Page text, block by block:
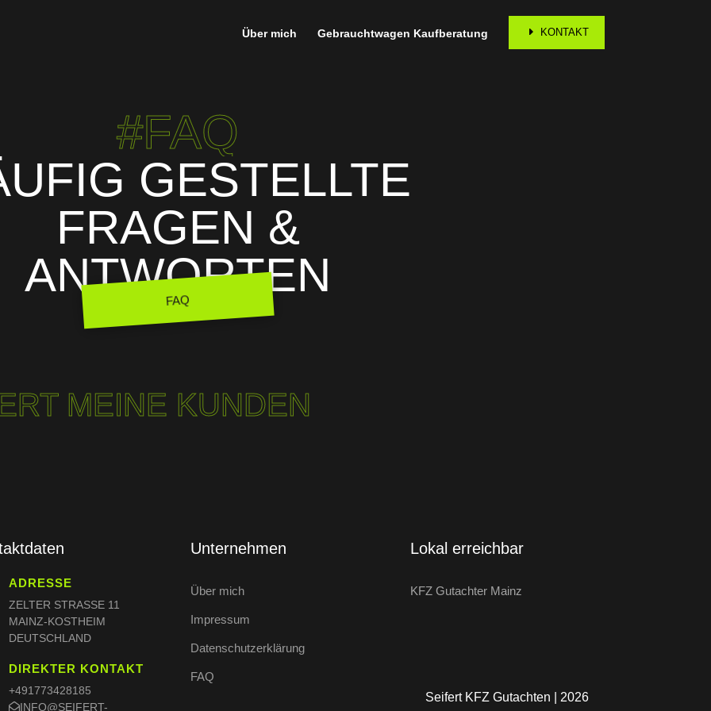
Über mich Gebrauchtwagen Kaufberatung KONTAKT
#FAQ
GESTELLTE
FRAGEN &
ANTWORTEN
FAQ
MEINE KUNDEN
ADRESSE
ZELTER STRASSE 11
MAINZ-KOSTHEIM
DEUTSCHLAND
DIREKTER KONTAKT
+491773428185
INFO@SEIFERT-
Unternehmen
Über mich
Impressum
Datenschutzerklärung
FAQ
Lokal erreichbar
KFZ Gutachter Mainz
Seifert KFZ Gutachten | 2026